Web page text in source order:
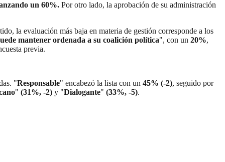
un 60%. Por otro lado, la aprobación de su administración
la evaluación más baja en materia de gestión corresponde a los
mantener ordenada a su coalición política", con un 20%,
previa.
"Responsable" encabezó la lista con un 45% (-2), seguido por
" (31%, -2) y "Dialogante" (33%, -5).